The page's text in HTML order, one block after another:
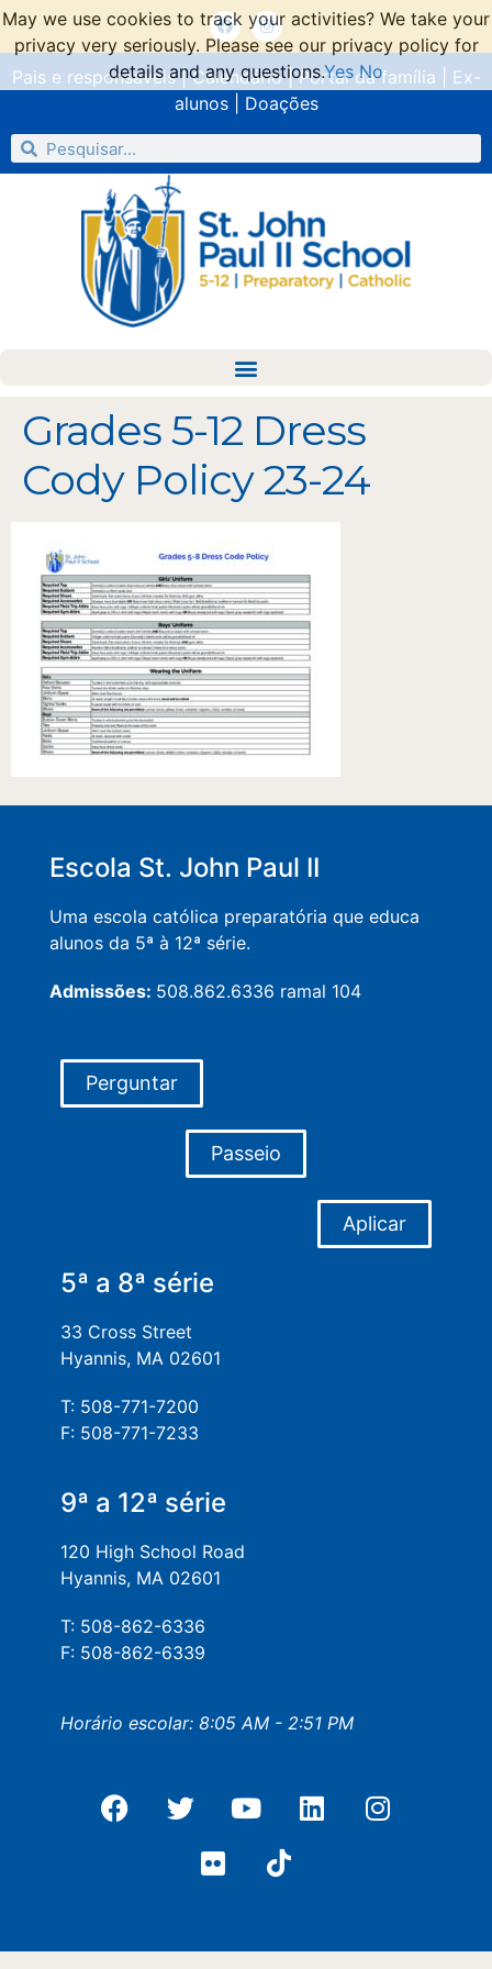
Pais e responsáveis|Calendário|Portal da família
Ex-
alunos| Doações
Grades 5-12 Dress
Cody Policy 23-24
Escola St. John Paul II
Uma escola católica preparatória que educa
alunos da 5ª à 12ª série.
Admissões: 508.862.6336 ramal 104
Perguntar
Passeio
Aplicar
5ª a 8ª série
33 Cross Street
Hyannis, MA 02601
T: 508-771-7200
F: 508-771-7233
9ª a 12ª série
120 High School Road
Hyannis, MA 02601
T: 508-862-6336
F: 508-862-6339
Horário escolar: 8:05 AM - 2:51 PM
May we use cookies to track your activities? We take your
privacy very seriously. Please see our privacy policy for
details and any questions.Yes No